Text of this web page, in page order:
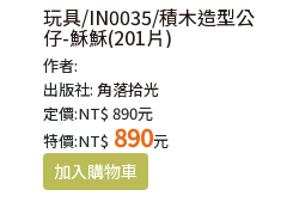
玩具/IN0035/積木造型公
仔-穌穌(201片)
作者:
出版社: 角落拾光
定價:NT$ 890元
特價:NT$ 890元